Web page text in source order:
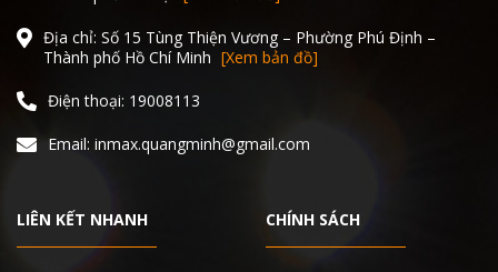
Địa chỉ: Số 15 Tùng Thiện Vương – Phường Phú Định –
Thành phố Hồ Chí Minh [Xem bản đồ]
Điện thoại: 19008113
Email: inmax.quangminh@gmail.com
LIÊN KẾT NHANH CHÍNH SÁCH